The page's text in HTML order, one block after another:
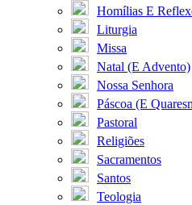
Homílias E
Liturgia
Missa
Natal (E Advento)
Nossa Senhora
Páscoa (E
Pastoral
Religiões
Sacramentos
Santos
Teologia